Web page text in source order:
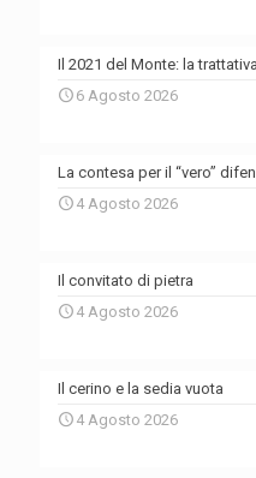
Il 2021 del Monte: la
6 Agosto 2026
La contesa per il “vero”
4 Agosto 2026
Il convitato di pietra
4 Agosto 2026
Il cerino e la sedia vuota
4 Agosto 2026